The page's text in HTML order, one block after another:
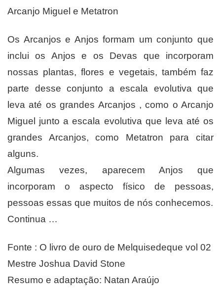
Arcanjo Miguel e Metatron
Os Arcanjos e Anjos formam um conjunto que
inclui os Anjos e os Devas que incorporam
nossas plantas, flores e vegetais, também faz
parte desse conjunto a escala evolutiva que
leva até os grandes Arcanjos , como o Arcanjo
Miguel junto a escala evolutiva que leva até os
grandes Arcanjos, como Metatron para citar
alguns.
Algumas vezes, aparecem Anjos que
incorporam o aspecto físico de pessoas,
pessoas essas que muitos de nós conhecemos.
Continua …
Fonte : O livro de ouro de Melquisedeque vol 02
Mestre Joshua David Stone
Resumo e adaptação: Natan Araújo